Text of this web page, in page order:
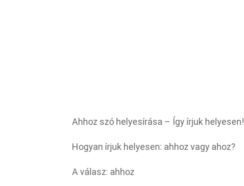
Ahhoz szó helyesírása – Így írjuk helyesen!
Hogyan írjuk helyesen: ahhoz vagy ahoz?
A válasz: ahhoz